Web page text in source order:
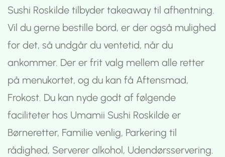
Sushi Roskilde tilbyder takeaway til afhentning.
Vil du gerne bestille bord, er der også mulighed
for det, så undgår du ventetid, når du
ankommer. Der er frit valg mellem alle retter
på menukortet, og du kan få Aftensmad,
Frokost. Du kan nyde godt af følgende
faciliteter hos Umamii Sushi Roskilde er
Børneretter, Familie venlig, Parkering til
rådighed, Serverer alkohol, Udendørsservering.